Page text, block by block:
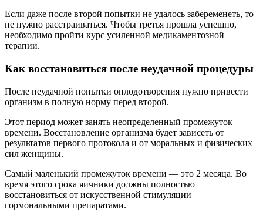
Если даже после второй попытки не удалось забеременеть, то
не нужно расстраиваться. Чтобы третья прошла успешно,
необходимо пройти курс усиленной медикаментозной
терапии.
Как восстановиться после неудачной процедуры
После неудачной попытки оплодотворения нужно привести
организм в полную норму перед второй.
Этот период может занять неопределенный промежуток
времени. Восстановление организма будет зависеть от
результатов первого протокола и от моральных и физических
сил женщины.
Самый маленький промежуток времени — это 2 месяца. Во
время этого срока яичники должны полностью
восстановиться от искусственной стимуляции
гормональными препаратами.